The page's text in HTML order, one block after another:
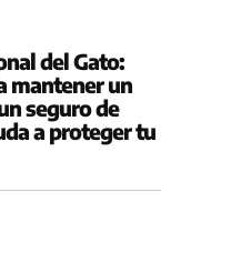
del Gato:
mantener un
seguro de
a proteger tu